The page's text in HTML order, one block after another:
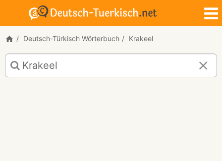
Deutsch-Türkisch Wörterbuch Krakeel
Deutsch-
Türkisch
Übersetzung